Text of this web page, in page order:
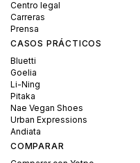
Centro legal
Carreras
Prensa
CASOS PRÁCTICOS
Bluetti
Goelia
Li-Ning
Pitaka
Nae Vegan Shoes
Urban Expressions
Andiata
COMPARAR